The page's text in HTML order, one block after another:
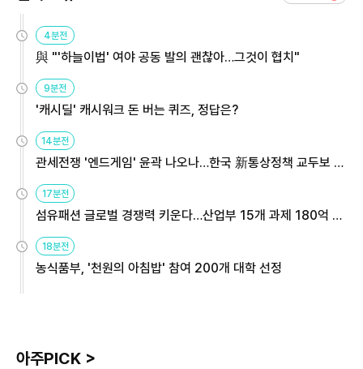
4분전
與 "'하늘이법' 여야 공동 발의 괜찮아…그것이 협치"
9분전
'캐시딜' 캐시워크 돈 버는 퀴즈, 정답은?
14분전
관세전쟁 '엔드게임' 윤곽 나오나…한국 新통상정책 교두보 활
17분전
섬유패션 글로벌 경쟁력 키운다…산업부 15개 과제 180억 지
18분전
농식품부, '천원의 아침밥' 참여 200개 대학 선정
아주PICK >